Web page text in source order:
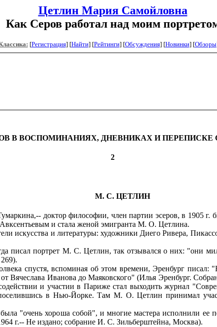
Цетлин Мария Самойловна
Как Серов работал над моим
[Регистрация] [Найти] [Рейтинги] [Обсуждения] [Новинки] [Обзоры
В ВОСПОМИНАНИЯХ, ДНЕВНИКАХ И ПЕРЕПИСКЕ
2
M. С. ЦЕТЛИН
доктор философии, член партии эсеров, в 1905
Авксентьевым и стала женой эмигранта М. О. Цетлина.
искусства и литературы: художники Диего Ривера,
писал портрет М. С. Цетлин, так отзывался о них: "они
спустя, вспоминая об этом времени, Эренбург писал:
Вячеслава Иванова до Маяковского" (Илья Эренбург.
и участии в Париже стал выходить журнал
в Нью-Йорке. Там М. О. Цетлин принимал
"очень хороша собой", и многие мастера исполнили ее
г.-- Не издано; собрание И. С. Зильберштейна, Москва).